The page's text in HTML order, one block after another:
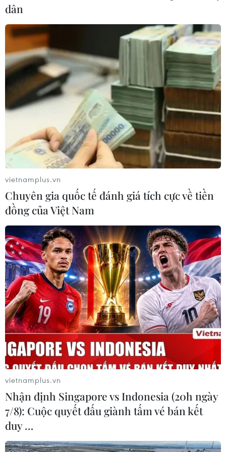
Nhà Trắng xác nhận thời điểm tổ
chức gặp thượng đỉnh Mỹ-Nhật
03/04/2018 02:21
Tổng thống Mỹ Donald Trump sẽ gặp Thủ tướng Nhật
Bản Shinzo Abe vào ngày 17-18/4 tới để thảo luận về
cuộc gặp thượng đỉnh giữa Mỹ và Triều Tiên, dự kiến
diễn ra trong tháng Năm.
dân
vietnamplus.vn
Chuyên gia quốc tế đánh giá tích cực về tiền
đồng của Việt Nam
vietnamplus.vn
Nhận định Singapore vs Indonesia (20h ngày
7/8): Cuộc quyết đấu giành tấm vé bán kết
duy …